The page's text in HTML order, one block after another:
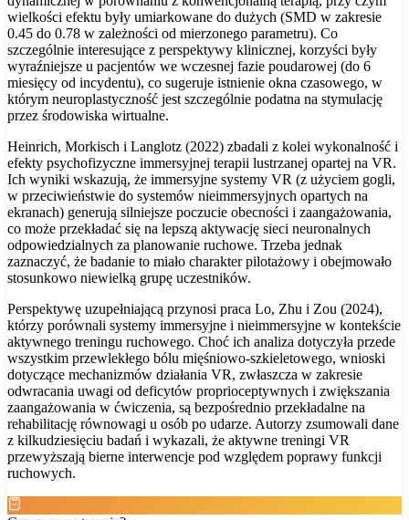
wielkości efektu były umiarkowane do dużych (SMD w zakresie
0.45 do 0.78 w zależności od mierzonego parametru). Co
szczególnie interesujące z perspektywy klinicznej, korzyści były
wyraźniejsze u pacjentów we wczesnej fazie poudarowej (do 6
miesięcy od incydentu), co sugeruje istnienie okna czasowego, w
którym neuroplastyczność jest szczególnie podatna na stymulację
przez środowiska wirtualne.
Heinrich, Morkisch i Langlotz (2022) zbadali z kolei wykonalność i
efekty psychofizyczne immersyjnej terapii lustrzanej opartej na VR.
Ich wyniki wskazują, że immersyjne systemy VR (z użyciem gogli,
w przeciwieństwie do systemów nieimmersyjnych opartych na
ekranach) generują silniejsze poczucie obecności i zaangażowania,
co może przekładać się na lepszą aktywację sieci neuronalnych
odpowiedzialnych za planowanie ruchowe. Trzeba jednak
zaznaczyć, że badanie to miało charakter pilotażowy i obejmowało
stosunkowo niewielką grupę uczestników.
Perspektywę uzupełniającą przynosi praca Lo, Zhu i Zou (2024),
którzy porównali systemy immersyjne i nieimmersyjne w kontekście
aktywnego treningu ruchowego. Choć ich analiza dotyczyła przede
wszystkim przewlekłego bólu mięśniowo-szkieletowego, wnioski
dotyczące mechanizmów działania VR, zwłaszcza w zakresie
odwracania uwagi od deficytów proprioceptywnych i zwiększania
zaangażowania w ćwiczenia, są bezpośrednio przekładalne na
rehabilitację równowagi u osób po udarze. Autorzy zsumowali dane
z kilkudziesięciu badań i wykazali, że aktywne treningi VR
przewyższają bierne interwencje pod względem poprawy funkcji
ruchowych.